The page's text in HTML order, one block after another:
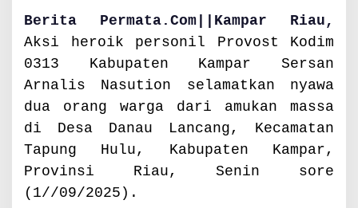
a
n
N
y
a
w
W
a
g
a
Berita Permata.Com||Kampar Riau,
Aksi heroik personil Provost Kodim
0313 Kabupaten Kampar Sersan
Arnalis Nasution selamatkan nyawa
dua orang warga dari amukan massa
di Desa Danau Lancang, Kecamatan
Tapung Hulu, Kabupaten Kampar,
Provinsi Riau, Senin sore
(1//09/2025).